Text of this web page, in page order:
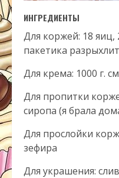
ИНГРЕДИЕНТЫ
Для коржей: 18 яиц,
пакетика
Для крема: 1000 г.
Для пропитки
сиропа (я брала
Для прослойки
зефира
Для украшения: